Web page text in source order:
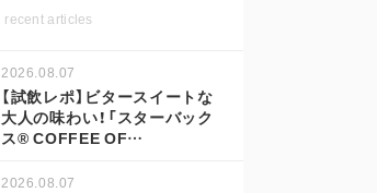
recent articles
2026.08.07
【試飲レポ】ビタースイートな
大人の味わい！「スターバック
ス® COFFEE OF…
2026.08.07